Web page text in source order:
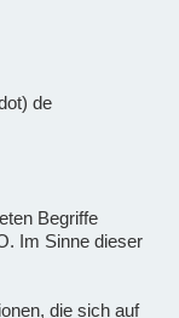
de
Begriffe
Im Sinne dieser
die sich auf